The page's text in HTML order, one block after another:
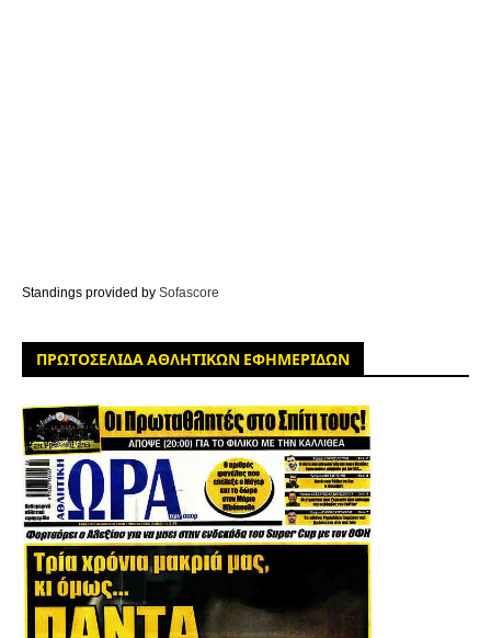
Standings provided by Sofascore
ΠΡΩΤΟΣΕΛΙΔΑ ΑΘΛΗΤΙΚΩΝ ΕΦΗΜΕΡΙΔΩΝ